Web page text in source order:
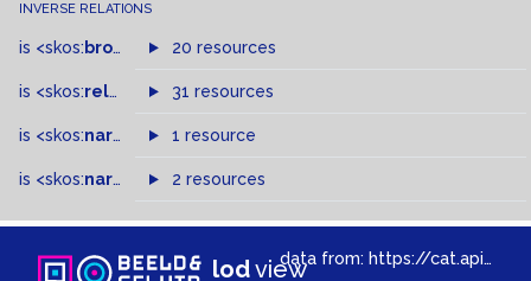
INVERSE RELATIONS
is <skos: broader > of
20 resources
is <skos:related > of
31 resources
is <skos:narrower >of
1 resource
is <skos:narrowMatch >of
2 resources
lodviewdata from: https://cat.apis.beeldengeluid.nl/sparql